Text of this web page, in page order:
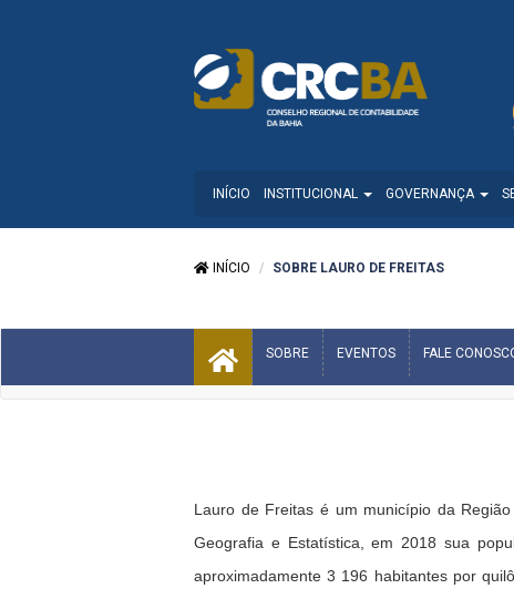
INÍCIO INSTITUCIONAL GOVERNANÇA
INÍCIO SOBRE LAURO DE FREITAS
SOBRE EVENTOS FALE
Lauro de Freitas é um município da
Geografia e Estatística, em 2018 sua
aproximadamente 3 196 habitantes por